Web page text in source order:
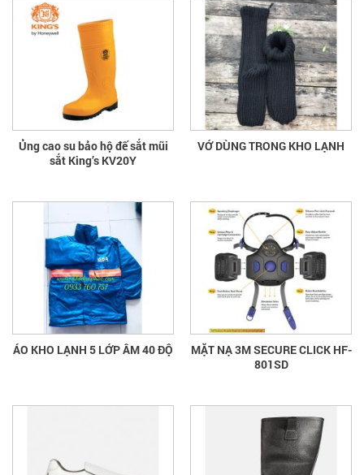
Ủng cao su bảo hộ đế sắt mũi
sắt King’s KV20Y
VỚ DÙNG TRONG KHO LẠNH
ÁO KHO LẠNH 5 LỚP ÂM 40 ĐỘ
MẶT NẠ 3M SECURE CLICK HF-
801SD